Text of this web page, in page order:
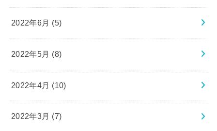
2022年6月 (5)
2022年5月 (8)
2022年4月 (10)
2022年3月 (7)